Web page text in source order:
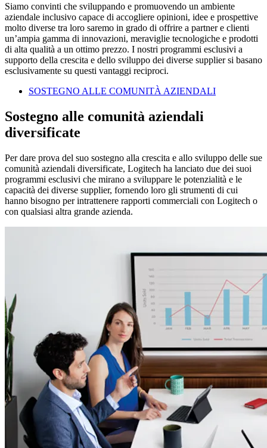
Siamo convinti che sviluppando e promuovendo un ambiente
aziendale inclusivo capace di accogliere opinioni, idee e prospettive
molto diverse tra loro saremo in grado di offrire a partner e clienti
un’ampia gamma di innovazioni, meraviglie tecnologiche e prodotti
di alta qualità a un ottimo prezzo. I nostri programmi esclusivi a
supporto della crescita e dello sviluppo dei diverse supplier si basano
esclusivamente su questi vantaggi reciproci.
SOSTEGNO ALLE COMUNITÀ AZIENDALI
Sostegno alle comunità aziendali
diversificate
Per dare prova del suo sostegno alla crescita e allo sviluppo delle sue
comunità aziendali diversificate, Logitech ha lanciato due dei suoi
programmi esclusivi che mirano a sviluppare le potenzialità e le
capacità dei diverse supplier, fornendo loro gli strumenti di cui
hanno bisogno per intrattenere rapporti commerciali con Logitech o
con qualsiasi altra grande azienda.